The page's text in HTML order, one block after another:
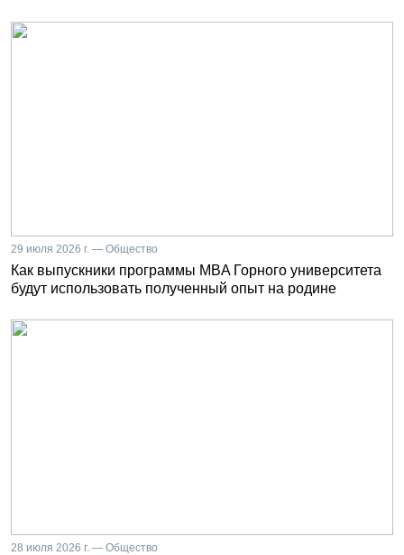
29 июля 2026 г. — Общество
Как выпускники программы MBA Горного университета
будут использовать полученный опыт на родине
28 июля 2026 г. — Общество